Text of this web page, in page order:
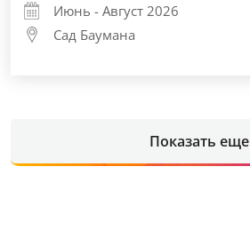
Июнь - Август 2026
Сад Баумана
Показать еще